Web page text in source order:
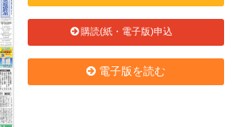
購読(紙・電子版)申込
電子版を読む